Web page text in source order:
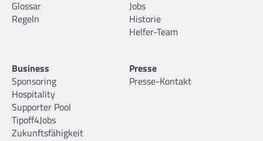
Glossar
Regeln
Jobs
Historie
Helfer-Team
Business
Sponsoring
Hospitality
Supporter Pool
Tipoff4Jobs
Zukunftsfähigkeit
Presse
Presse-Kontakt